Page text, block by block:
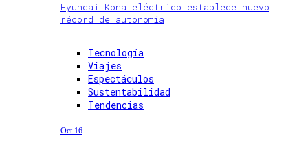
Hyundai Kona eléctrico establece nuevo
récord de autonomía
Tecnología
Viajes
Espectáculos
Sustentabilidad
Tendencias
Oct 16